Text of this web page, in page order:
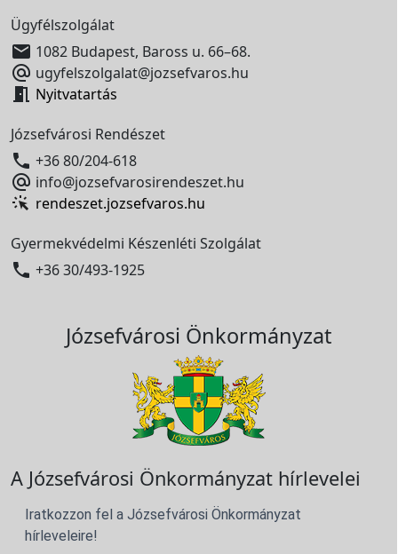
Ügyfélszolgálat
 1082 Budapest, Baross u. 66–68.
 ugyfelszolgalat@jozsefvaros.hu
 Nyitvatartás
Józsefvárosi Rendészet
 +36 80/204-618
 info@jozsefvarosirendeszet.hu
rendeszet.jozsefvaros.hu
Gyermekvédelmi Készenléti Szolgálat
 +36 30/493-1925
Józsefvárosi Önkormányzat
A Józsefvárosi Önkormányzat hírlevelei
Iratkozzon fel a Józsefvárosi Önkormányzat
hírleveleire!